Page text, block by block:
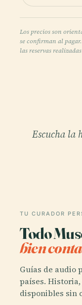
Los precios son
se confirman al
las reservas
Escucha la
TU CURADOR
Todo
bien
Guías de audio
países.
disponibles sin